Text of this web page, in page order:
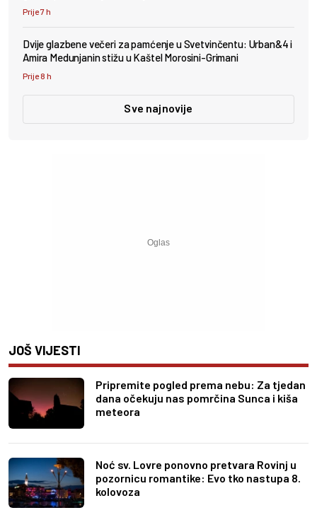
Prije 7 h
Dvije glazbene večeri za pamćenje u Svetvinčentu: Urban&4 i
Amira Medunjanin stižu u Kaštel Morosini-Grimani
Prije 8 h
Sve najnovije
JOŠ VIJESTI
Pripremite pogled prema nebu: Za tjedan
dana očekuju nas pomrčina Sunca i kiša
meteora
Noć sv. Lovre ponovno pretvara Rovinj u
pozornicu romantike: Evo tko nastupa 8.
kolovoza